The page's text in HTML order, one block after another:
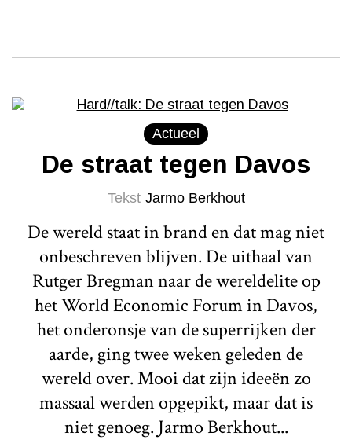
Actueel
De straat tegen Davos
Tekst Jarmo Berkhout
De wereld staat in brand en dat mag niet
onbeschreven blijven. De uithaal van
Rutger Bregman naar de wereldelite op
het World Economic Forum in Davos,
het onderonsje van de superrijken der
aarde, ging twee weken geleden de
wereld over. Mooi dat zijn ideeën zo
massaal werden opgepikt, maar dat is
niet genoeg. Jarmo Berkhout...